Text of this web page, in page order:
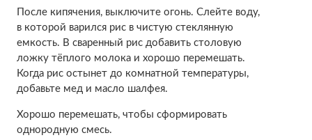
После кипячения, выключите огонь. Слейте воду,
в которой варился рис в чистую стеклянную
емкость. В сваренный рис добавить столовую
ложку тёплого молока и хорошо перемешать.
Когда рис остынет до комнатной температуры,
добавьте мед и масло шалфея.
Хорошо перемешать, чтобы сформировать
однородную смесь.